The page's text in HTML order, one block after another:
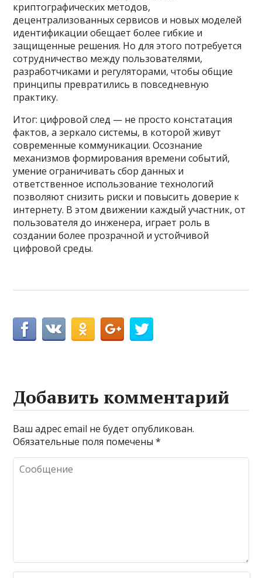
криптографических методов,
децентрализованных сервисов и новых моделей
идентификации обещает более гибкие и
защищенные решения. Но для этого потребуется
сотрудничество между пользователями,
разработчиками и регуляторами, чтобы общие
принципы превратились в повседневную
практику.
Итог: цифровой след — не просто констатация
фактов, а зеркало системы, в которой живут
современные коммуникации. Осознание
механизмов формирования времени событий,
умение ограничивать сбор данных и
ответственное использование технологий
позволяют снизить риски и повысить доверие к
интернету. В этом движении каждый участник, от
пользователя до инженера, играет роль в
создании более прозрачной и устойчивой
цифровой среды.
Добавить комментарий
Ваш адрес email не будет опубликован.
Обязательные поля помечены*